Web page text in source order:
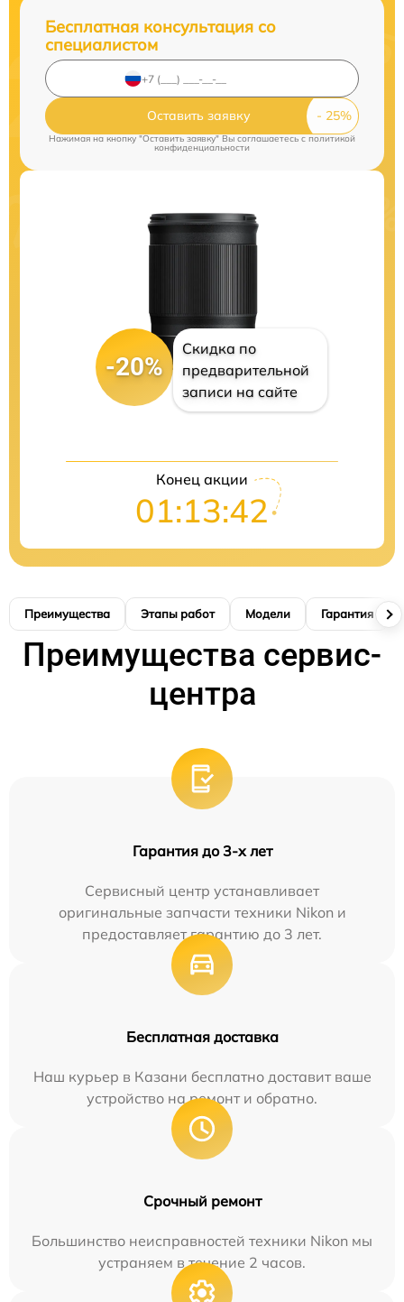
Бесплатная консультация со
специалистом
Оставить заявку
Нажимая на кнопку "Оставить заявку" Вы соглашаетесь cполитикой
конфиденциальности
-20%
Скидка по
предварительной
записи на сайте
Конец акции
01:13:41
Преимущества Этапы работ Модели Гарантия
Преимущества сервис-
центра
Гарантия до 3-х лет
Сервисный центр устанавливает
оригинальные запчасти техники Nikon и
предоставляет гарантию до 3 лет.
Бесплатная доставка
Наш курьер в Казани бесплатно доставит ваше
устройство на ремонт и обратно.
Срочный ремонт
Большинство неисправностей техники Nikon мы
устраняем в течение 2 часов.